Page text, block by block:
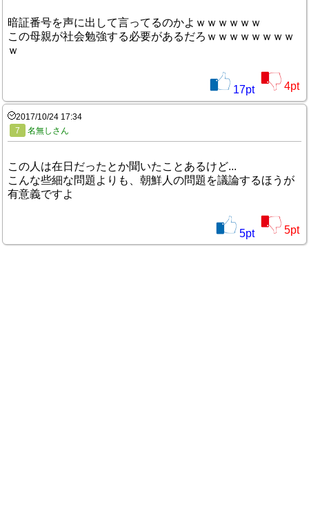
暗証番号を声に出して言ってるのかよｗｗｗｗｗｗ
この母親が社会勉強する必要があるだろｗｗｗｗｗｗｗｗ
ｗ
17pt 4pt
2017/10/24 17:34
7
名無しさん
この人は在日だったとか聞いたことあるけど...
こんな些細な問題よりも、朝鮮人の問題を議論するほうが
有意義ですよ
5pt 5pt